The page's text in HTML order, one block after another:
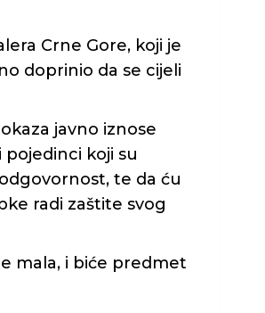
Crne Gore, koji je
doprinio da se cijeli
javno iznose
koji su
te da ću
radi zaštite svog
mala, i biće predmet